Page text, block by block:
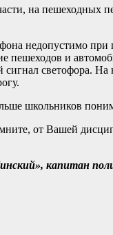
на пешеходных
недопустимо
и
светофора.
школьников
от Вашей
капитан